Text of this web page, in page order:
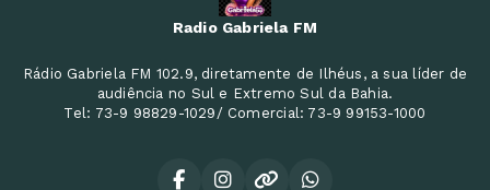
Radio Gabriela FM
Rádio Gabriela FM 102.9, diretamente de Ilhéus, a sua líder de
audiência no Sul e Extremo Sul da Bahia.
Tel: 73-9 98829-1029/ Comercial: 73-9 99153-1000